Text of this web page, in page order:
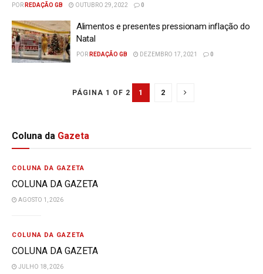
POR REDAÇÃO GB OUTUBRO 29, 2022 0
Alimentos e presentes pressionam inflação do
Natal
POR REDAÇÃO GB DEZEMBRO 17, 2021 0
PÁGINA 1 OF 2 1 2
Coluna da Gazeta
COLUNA DA GAZETA
COLUNA DA GAZETA
AGOSTO 1, 2026
COLUNA DA GAZETA
COLUNA DA GAZETA
JULHO 18, 2026